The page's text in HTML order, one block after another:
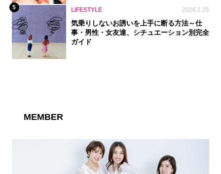
5 LIFESTYLE 2026.1.25
気乗りしないお誘いを上手に断る方法～仕
事・男性・女友達、シチュエーション別完全
ガイド
MEMBER